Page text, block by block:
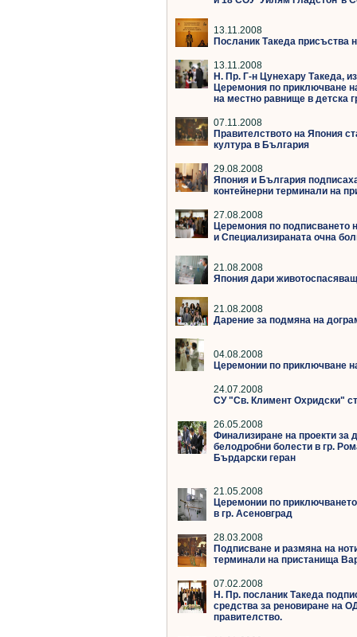
13.11.2008
Посланик Такеда присъства
13.11.2008
Н. Пр. Г-н Цунехару Такеда,
Церемония по приключване
на местно равнище в детска
07.11.2008
Правителството на Япония
култура в България
29.08.2008
Япония и България
контейнерни терминали на
27.08.2008
Церемония по подписването
и Специализираната очна
21.08.2008
Япония дари
21.08.2008
Дарение за подмяна на
04.08.2008
Церемонии по приключване
24.07.2008
СУ "Св. Климент Охридски"
26.05.2008
Финализиране на проекти за
белодробни болести в гр.
Бърдарски геран
21.05.2008
Церемонии по
в гр. Асеновград
28.03.2008
Подписване и размяна на
терминали на пристанища
07.02.2008
Н. Пр. посланик Такеда
средства за реновиране на
правителство.